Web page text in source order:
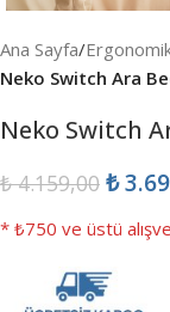
Ana Sayfa
Neko Switch Ara
Neko Switch
₺4.159,00 ₺
* ₺750 ve üstü